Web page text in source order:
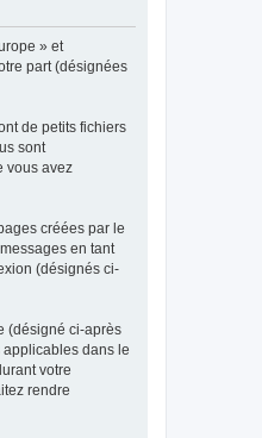
» et
part (désignées
de petits fichiers
sont
vous avez
créées par le
en tant
(désignés ci-
(désigné ci-après
dans le
votre
rendre